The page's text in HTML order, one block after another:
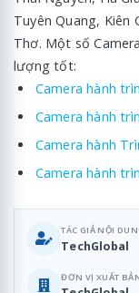
Tuyên Quang, Kiên
Thơ. Một số
lượng tốt:
Camera hành
Camera hành
Camera hành
Camera hành
TÁC GIẢ NỘI
TechGlobal
ĐƠN VỊ XUẤT